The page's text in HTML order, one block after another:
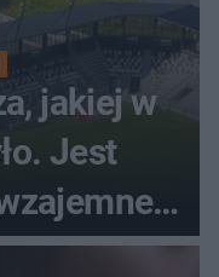
jakiej w
Jest
Peak